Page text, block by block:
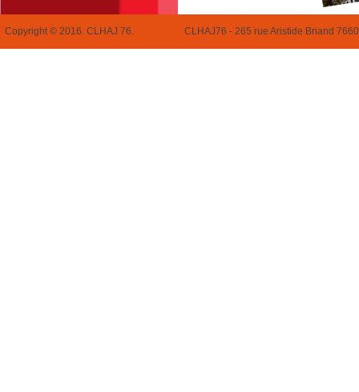
Copyright © 2016. CLHAJ 76. CLHAJ76 - 265 rue Aristide Briand